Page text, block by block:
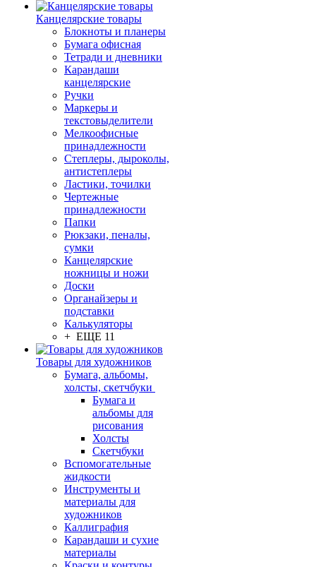
Канцелярские товары
Блокноты и планеры
Бумага офисная
Тетради и дневники
Карандаши
канцелярские
Ручки
Маркеры и
текстовыделители
Мелкоофисные
принадлежности
Степлеры, дыроколы,
антистеплеры
Ластики, точилки
Чертежные
принадлежности
Папки
Рюкзаки, пеналы,
сумки
Канцелярские
ножницы и ножи
Доски
Органайзеры и
подставки
Калькуляторы
+ ЕЩЕ 11
Товары для художников
Бумага, альбомы,
холсты, скетчбуки
Бумага и
альбомы для
рисования
Холсты
Скетчбуки
Вспомогательные
жидкости
Инструменты и
материалы для
художников
Каллиграфия
Карандаши и сухие
материалы